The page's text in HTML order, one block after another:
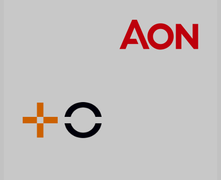
pacientes. Pero
también opera en
un entorno
medicamentos, las
patentes,…